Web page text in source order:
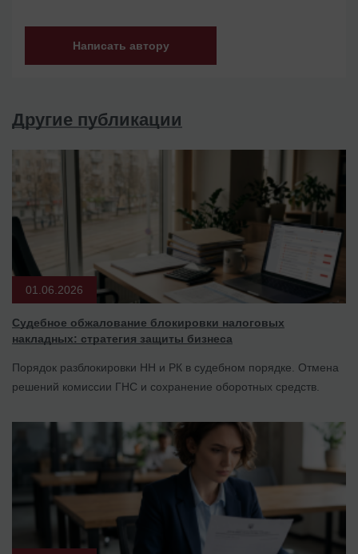
Написать автору
Другие публикации
01.06.2026
Судебное обжалование блокировки налоговых
накладных: стратегия защиты бизнеса
Порядок разблокировки НН и РК в судебном порядке. Отмена
решений комиссии ГНС и сохранение оборотных средств.